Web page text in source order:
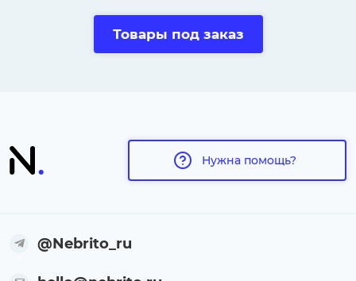
Товары под заказ
Нужна помощь?
@Nebrito_ru